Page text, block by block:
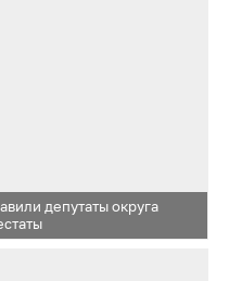
депутаты округа